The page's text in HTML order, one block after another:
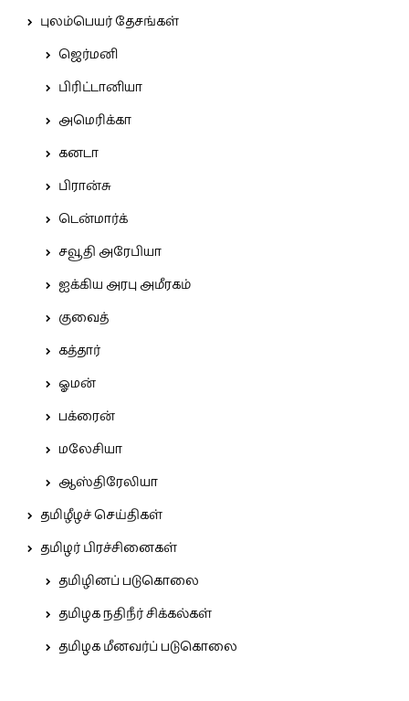
புலம்பெயர் தேசங்கள்
ஜெர்மனி
பிரிட்டானியா
அமெரிக்கா
கனடா
பிரான்சு
டென்மார்க்
சவூதி அரேபியா
ஐக்கிய அரபு அமீரகம்
குவைத்
கத்தார்
ஓமன்
பக்ரைன்
மலேசியா
ஆஸ்திரேலியா
தமிழீழச் செய்திகள்
தமிழர் பிரச்சினைகள்
தமிழினப் படுகொலை
தமிழக நதிநீர் சிக்கல்கள்
தமிழக மீனவர்ப் படுகொலை